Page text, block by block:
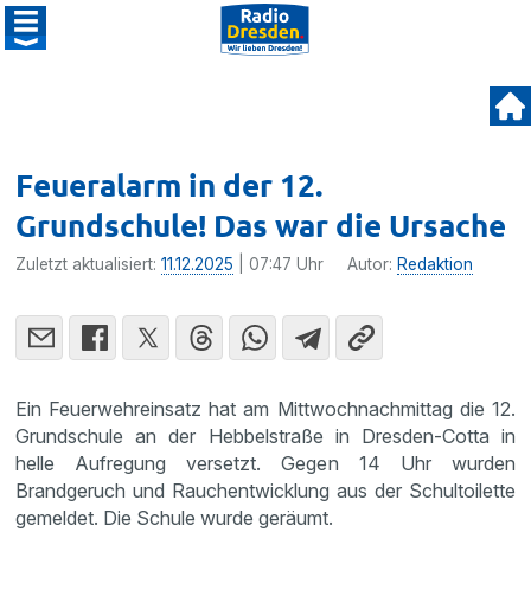
Feueralarm in der 12.
Grundschule! Das war die Ursache
Zuletzt aktualisiert:11.12.2025 | 07:47 Uhr Autor: Redaktion
Ein Feuerwehreinsatz hat am Mittwochnachmittag die 12.
Grundschule an der Hebbelstraße in Dresden-Cotta in
helle Aufregung versetzt. Gegen 14 Uhr wurden
Brandgeruch und Rauchentwicklung aus der Schultoilette
gemeldet. Die Schule wurde geräumt.